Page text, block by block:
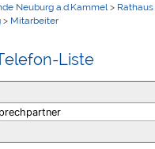
Neuburg a.d.Kammel > Rathaus
> Mitarbeiter
Liste